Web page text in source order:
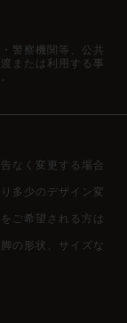
警察機関等、公共
または利用する事
なく変更する場合
多少のデザイン変
ご希望される方は
の形状、サイズな